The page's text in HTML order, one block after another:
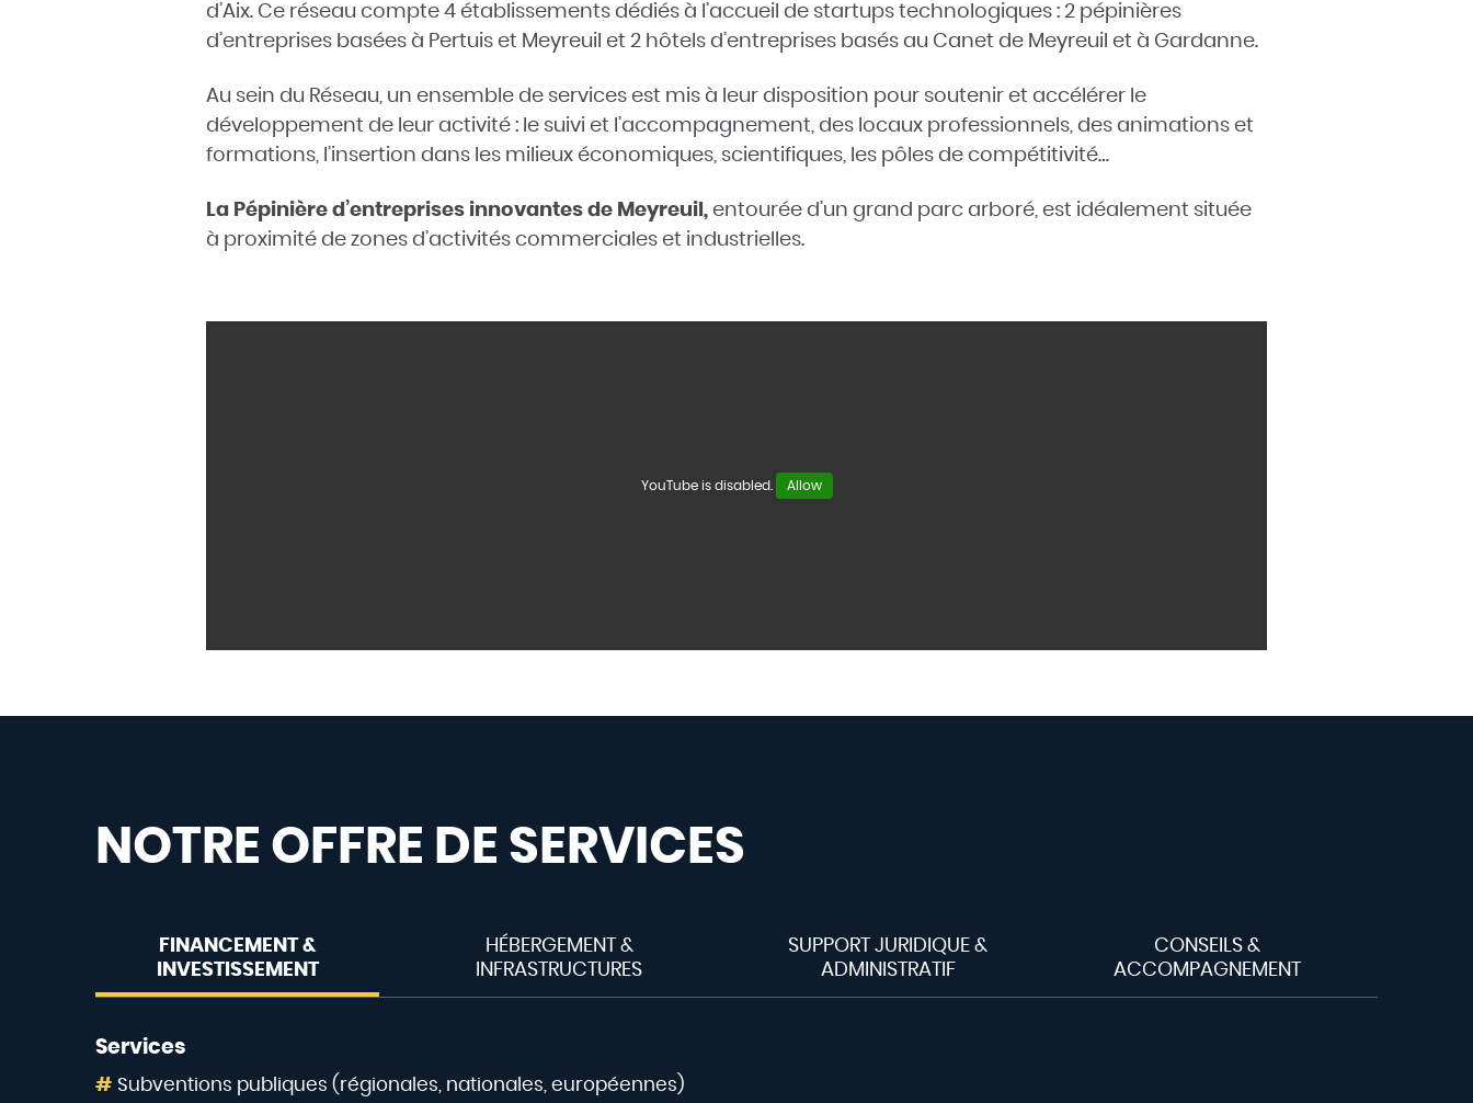
d’Aix. Ce réseau compte 4 établissements dédiés à l’accueil de startups technologiques : 2 pépinières
d’entreprises basées à Pertuis et Meyreuil et 2 hôtels d’entreprises basés au Canet de Meyreuil et à Gardanne.
Au sein du Réseau, un ensemble de services est mis à leur disposition pour soutenir et accélérer le
développement de leur activité : le suivi et l’accompagnement, des locaux professionnels, des animations et
formations, l’insertion dans les milieux économiques, scientifiques, les pôles de compétitivité…
La Pépinière d’entreprises innovantes de Meyreuil, entourée d’un grand parc arboré, est idéalement située
à proximité de zones d’activités commerciales et industrielles.
YouTube is disabled. Allow
NOTRE OFFRE DE SERVICES
FINANCEMENT &
INVESTISSEMENT
HÉBERGEMENT &
INFRASTRUCTURES
SUPPORT JURIDIQUE &
ADMINISTRATIF
CONSEILS &
ACCOMPAGNEMENT
Services
Subventions publiques (régionales, nationales, européennes)